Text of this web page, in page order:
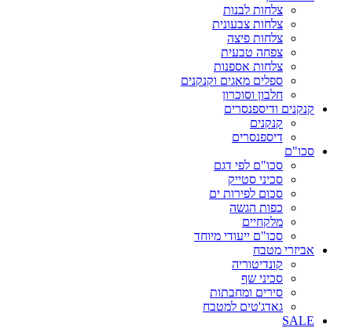
צלחות לבנות
צלחות צבעונית
צלחות פיצה
צפחה טבעית
צלחות אספנות
ספלים מאגים וקנקנים
חלבון וסוכרון
קנקנים ודיספנסרים
קנקנים
דיספנסרים
סכו"ם
סכו"ם לפי דגם
סכיני סטייק
סכום לפירות ים
כפות הגשה
מלקחיים
סכו"ם ייעודי מיוחד
אביזרי מטבח
קונדיטוריה
סכיני שף
סירים ומחבתות
גאדג'טים למטבח
SALE